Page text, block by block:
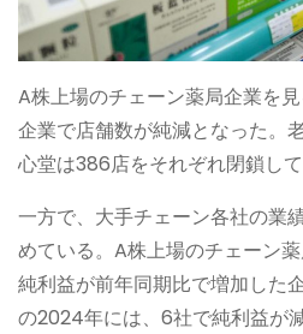
A株上場のチェーン薬局企業を
企業で店舗数が純減となった。
心堂は386店をそれぞれ閉鎖して
一方で、大手チェーン各社の業
めている。A株上場のチェーン
純利益が前年同期比で増加した
の2024年には、6社で純利益が